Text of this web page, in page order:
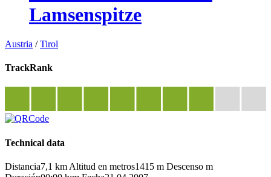
Lamsenspitze
Austria /Tirol
TrackRank
Technical data
Distancia7,1 km Altitud en metros1415 m Descenso m